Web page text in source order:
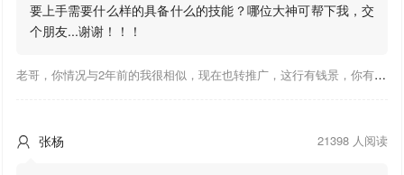
要上手需要什么样的具备什么的技能？哪位大神可帮下我，交
个朋友...谢谢！！！
老哥，你情况与2年前的我很相似，现在也转推广，这行有钱景，你有基础上手会比较快，不必担心。至于学竞价还是信息流哪个好，我是信息流广告入手，现在迷上靠谱推关注大神们的营销推广干货。有空你也可多泡下这站，真能学到不少东西；希望可以帮到你！
 张杨 21398 人阅读